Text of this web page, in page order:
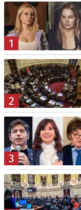
1
2
3